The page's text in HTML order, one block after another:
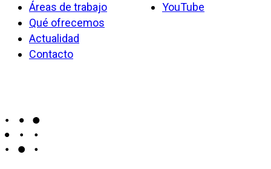
Áreas de trabajo
Qué ofrecemos
Actualidad
Contacto
YouTube